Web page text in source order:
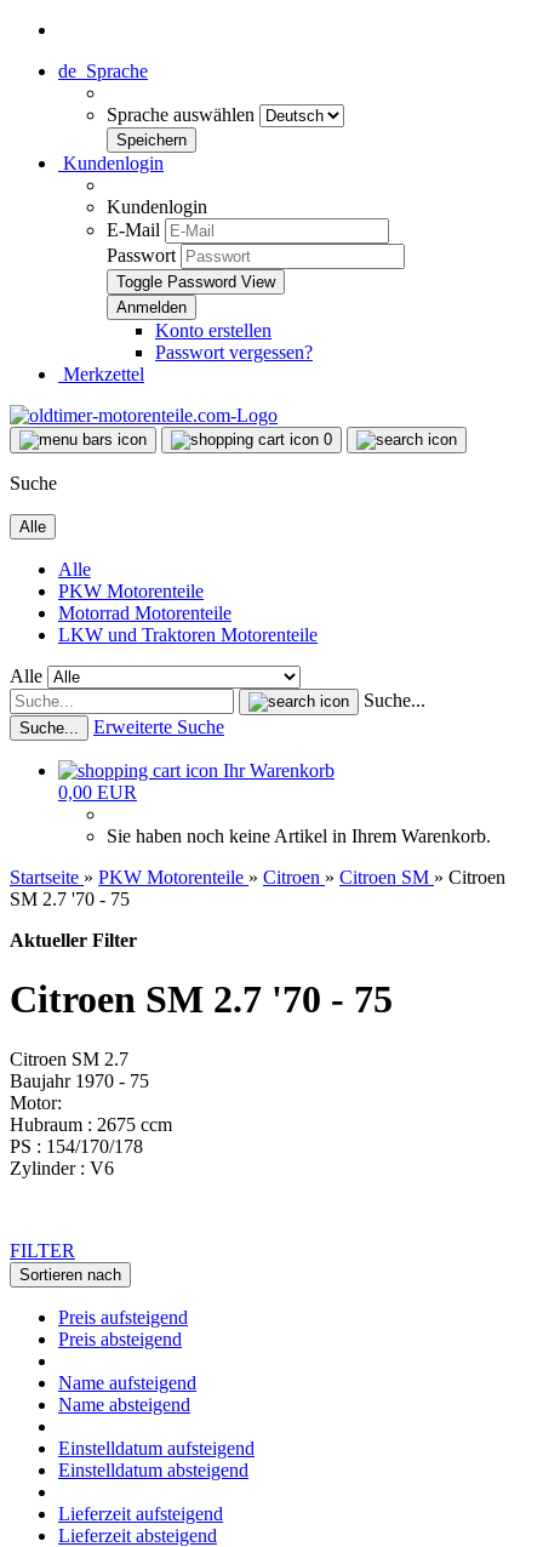
de Sprache
Sprache auswählen
Kundenlogin
Kundenlogin
E-Mail
Passwort
Toggle Password View
Konto erstellen
Passwort vergessen?
Merkzettel
0
Suche
Alle
Alle
PKW Motorenteile
Motorrad Motorenteile
LKW und Traktoren Motorenteile
Alle
Suche...
Suche... Erweiterte Suche
Ihr Warenkorb
0,00 EUR
Sie haben noch keine Artikel in Ihrem Warenkorb.
Startseite » PKW Motorenteile » Citroen » Citroen SM » Citroen
SM 2.7 '70 - 75
Aktueller Filter
Citroen SM 2.7 '70 - 75
Citroen SM 2.7
Baujahr 1970 - 75
Motor:
Hubraum : 2675 ccm
PS : 154/170/178
Zylinder : V6
FILTER
Sortieren nach
Preis aufsteigend
Preis absteigend
Name aufsteigend
Name absteigend
Einstelldatum aufsteigend
Einstelldatum absteigend
Lieferzeit aufsteigend
Lieferzeit absteigend